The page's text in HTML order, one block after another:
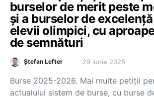
burselor de merit peste
și a burselor de
elevii olimpici, cu
de semnături
Ștefan Lefter 29 iunie 2025
Burse 2025-2026. Mai multe petiții
actualului sistem de burse, cu burse